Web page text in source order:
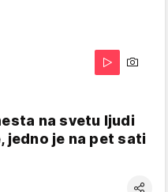
na svetu ljudi
jedno je na pet sati